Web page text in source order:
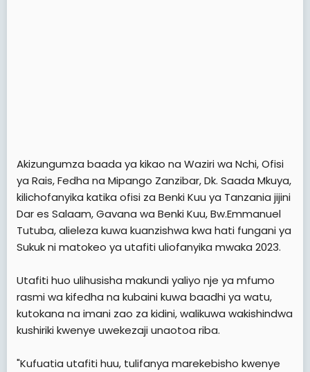
Akizungumza baada ya kikao na Waziri wa Nchi, Ofisi
ya Rais, Fedha na Mipango Zanzibar, Dk. Saada Mkuya,
kilichofanyika katika ofisi za Benki Kuu ya Tanzania jijini
Dar es Salaam, Gavana wa Benki Kuu, Bw.Emmanuel
Tutuba, alieleza kuwa kuanzishwa kwa hati fungani ya
Sukuk ni matokeo ya utafiti uliofanyika mwaka 2023.
Utafiti huo ulihusisha makundi yaliyo nje ya mfumo
rasmi wa kifedha na kubaini kuwa baadhi ya watu,
kutokana na imani zao za kidini, walikuwa wakishindwa
kushiriki kwenye uwekezaji unaotoa riba.
"Kufuatia utafiti huu, tulifanya marekebisho kwenye